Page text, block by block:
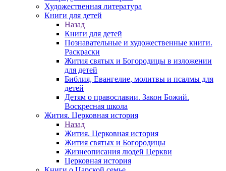
Художественная литература
Книги для детей
Назад
Книги для детей
Познавательные и художественные книги.
Раскраски
Жития святых и Богородицы в изложении
для детей
Библия, Евангелие, молитвы и псалмы для
детей
Детям о православии. Закон Божий.
Воскресная школа
Жития. Церковная история
Назад
Жития. Церковная история
Жития святых и Богородицы
Жизнеописания людей Церкви
Церковная история